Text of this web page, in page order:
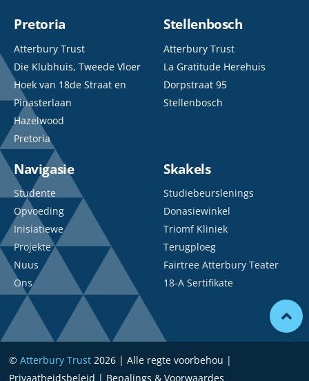
Pretoria
Atterbury Trust
Die Klubhuis, Tweede Vloer
Hoek van 18de Straat en
Pinasterlaan
Hazelwood
Pretoria
Stellenbosch
Atterbury Trust
La Gratitude Herehuis
Dorpstraat 95
Stellenbosch
Navigasie
Studente
Opvoeding
Inisiatiewe
Projekte
Nuus
Ons
Skakels
Studiebeurslenings
Donasiewinkel
Triomf Kliniek
Terugploeg
Fairtree Atterbury Teater
18-A Sertifikate
©Atterbury Trust 2026 | Alle regte voorbehou |
Privaatheidsbeleid | Bepalings & Voorwaardes